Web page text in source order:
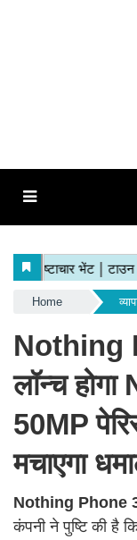
Home
Nothing
लॉन्च
50MP
मचाएगा
Nothing Phone
कंपनी ने पुष्टि की है